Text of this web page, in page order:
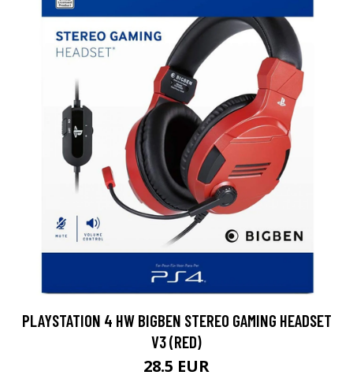
PLAYSTATION 4 HW BIGBEN STEREO GAMING HEADSET
V3 (RED)
28.5 EUR